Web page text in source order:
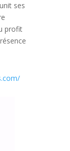
ses
profit